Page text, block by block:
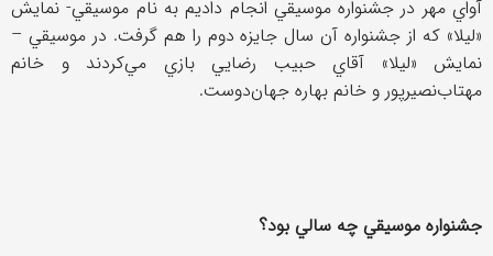
آواي مهر در جشنواره موسيقي انجام داديم به نام موسيقي- نمايش
«ليلا» كه از جشنواره آن سال جايزه دوم را هم گرفت. در موسيقي –
نمايش «ليلا» آقاي حبيب رضايي بازي مي‌كردند و خانم
مهتاب‌نصيرپور و خانم بهاره جهان‌دوست.
جشنواره موسيقي چه سالي بود؟